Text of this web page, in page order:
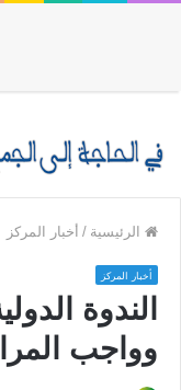
الرئيسية / أخبار المركز
أخبار المركز
الندوة
وواجب